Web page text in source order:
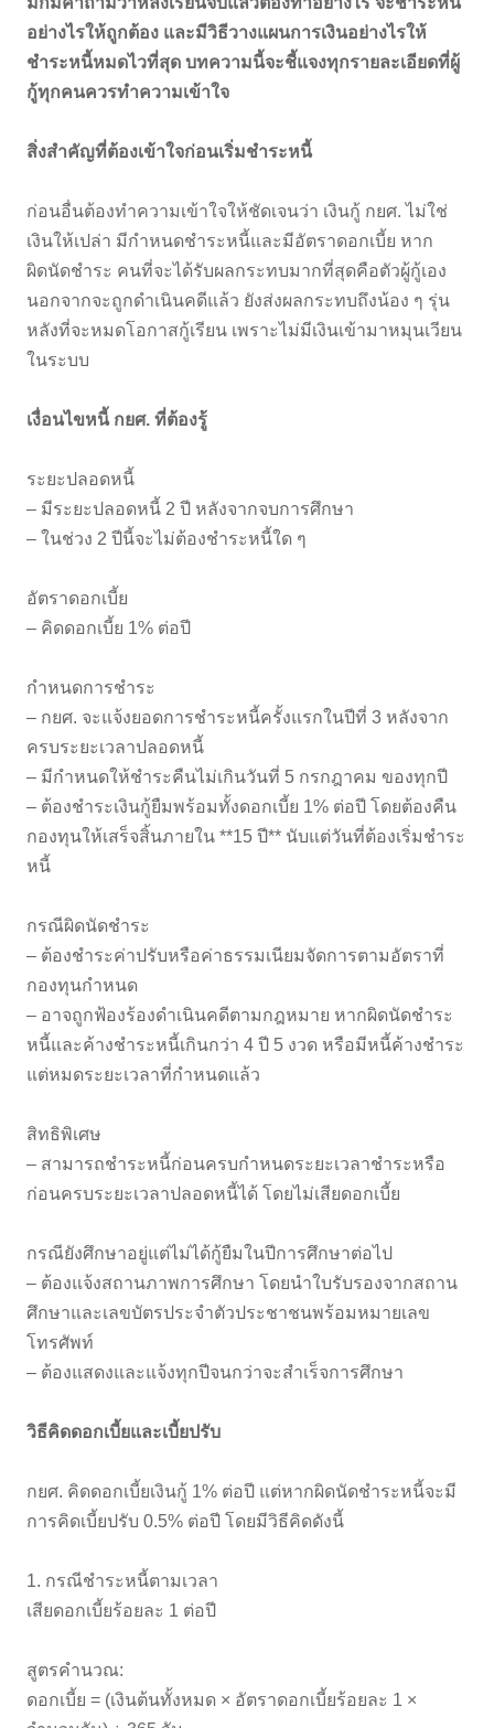
อย่างไรให้ถูกต้อง และมีวิธีวางแผนการเงินอย่างไรให้
ชำระหนี้หมดไวที่สุด บทความนี้จะชี้แจงทุกรายละเอียดที่ผู้
กู้ทุกคนควรทำความเข้าใจ
สิ่งสำคัญที่ต้องเข้าใจก่อนเริ่มชำระหนี้
ก่อนอื่นต้องทำความเข้าใจให้ชัดเจนว่า เงินกู้ กยศ. ไม่ใช่
เงินให้เปล่า มีกำหนดชำระหนี้และมีอัตราดอกเบี้ย หาก
ผิดนัดชำระ คนที่จะได้รับผลกระทบมากที่สุดคือตัวผู้กู้เอง
นอกจากจะถูกดำเนินคดีแล้ว ยังส่งผลกระทบถึงน้อง ๆ รุ่น
หลังที่จะหมดโอกาสกู้เรียน เพราะไม่มีเงินเข้ามาหมุนเวียน
ในระบบ
เงื่อนไขหนี้ กยศ. ที่ต้องรู้
ระยะปลอดหนี้
– มีระยะปลอดหนี้ 2 ปี หลังจากจบการศึกษา
– ในช่วง 2 ปีนี้จะไม่ต้องชำระหนี้ใด ๆ
อัตราดอกเบี้ย
– คิดดอกเบี้ย 1% ต่อปี
กำหนดการชำระ
– กยศ. จะแจ้งยอดการชำระหนี้ครั้งแรกในปีที่ 3 หลังจาก
ครบระยะเวลาปลอดหนี้
– มีกำหนดให้ชำระคืนไม่เกินวันที่ 5 กรกฎาคม ของทุกปี
– ต้องชำระเงินกู้ยืมพร้อมทั้งดอกเบี้ย 1% ต่อปี โดยต้องคืน
กองทุนให้เสร็จสิ้นภายใน **15 ปี** นับแต่วันที่ต้องเริ่มชำระ
หนี้
กรณีผิดนัดชำระ
– ต้องชำระค่าปรับหรือค่าธรรมเนียมจัดการตามอัตราที่
กองทุนกำหนด
– อาจถูกฟ้องร้องดำเนินคดีตามกฎหมาย หากผิดนัดชำระ
หนี้และค้างชำระหนี้เกินกว่า 4 ปี 5 งวด หรือมีหนี้ค้างชำระ
แต่หมดระยะเวลาที่กำหนดแล้ว
สิทธิพิเศษ
– สามารถชำระหนี้ก่อนครบกำหนดระยะเวลาชำระหรือ
ก่อนครบระยะเวลาปลอดหนี้ได้ โดยไม่เสียดอกเบี้ย
กรณียังศึกษาอยู่แต่ไม่ได้กู้ยืมในปีการศึกษาต่อไป
– ต้องแจ้งสถานภาพการศึกษา โดยนำใบรับรองจากสถาน
ศึกษาและเลขบัตรประจำตัวประชาชนพร้อมหมายเลข
โทรศัพท์
– ต้องแสดงและแจ้งทุกปีจนกว่าจะสำเร็จการศึกษา
วิธีคิดดอกเบี้ยและเบี้ยปรับ
กยศ. คิดดอกเบี้ยเงินกู้ 1% ต่อปี แต่หากผิดนัดชำระหนี้จะมี
การคิดเบี้ยปรับ 0.5% ต่อปี โดยมีวิธีคิดดังนี้
1. กรณีชำระหนี้ตามเวลา
เสียดอกเบี้ยร้อยละ 1 ต่อปี
สูตรคำนวณ:
ดอกเบี้ย = (เงินต้นทั้งหมด × อัตราดอกเบี้ยร้อยละ 1 ×